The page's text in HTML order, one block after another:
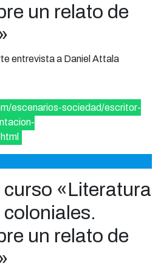
un relato de
entrevista a Daniel Attala
escenarios-sociedad/escritor-
«Literatura
un relato de